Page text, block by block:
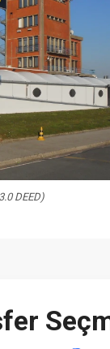
DEED)